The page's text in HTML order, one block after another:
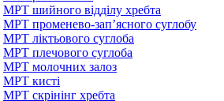
МРТ шийного відділу хребта
МРТ променево-зап’ясного суглобу
МРТ ліктьового суглоба
МРТ плечового суглоба
МРТ молочних залоз
МРТ кисті
МРТ скрінінг хребта